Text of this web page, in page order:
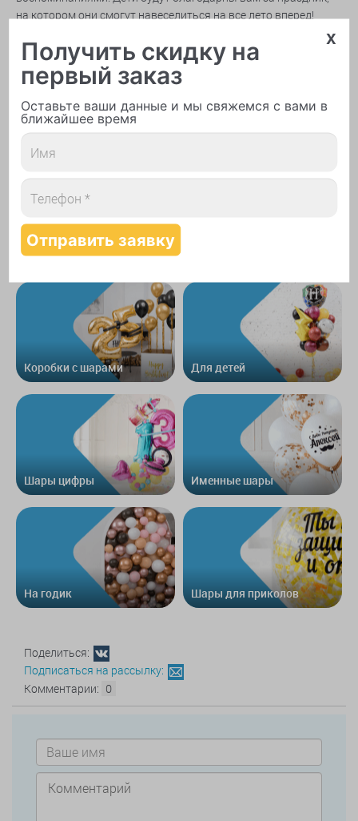
на котором они смогут навеселиться на все лето вперед!
Автор: Шарлот
Предыдущая статья
Следующая статья
09.04.2024
Герои мультфильмов
Коробки с шарами Для детей
Шары цифры Именные шары
На годик Шары для приколов
Поделиться:
Подписаться на рассылку:
Комментарии: 0
x
Получить скидку на
первый заказ
Оставьте ваши данные и мы свяжемся с вами в
ближайшее время